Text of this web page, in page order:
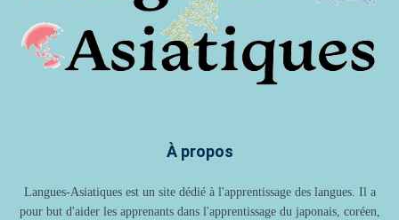
À propos
Langues-Asiatiques est un site dédié à l'apprentissage des langues. Il a
pour but d'aider les apprenants dans l'apprentissage du japonais, coréen,